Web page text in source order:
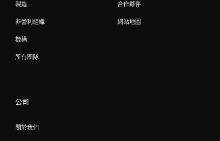
製造
非營利組織
機構
所有團隊
合作夥伴
網站地圖
公司
關於我們